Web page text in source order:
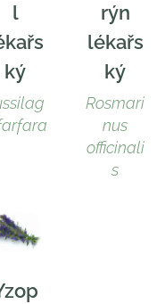
l
ký
rýn
lékařs
ký
Rosmari
nus
officinali
s